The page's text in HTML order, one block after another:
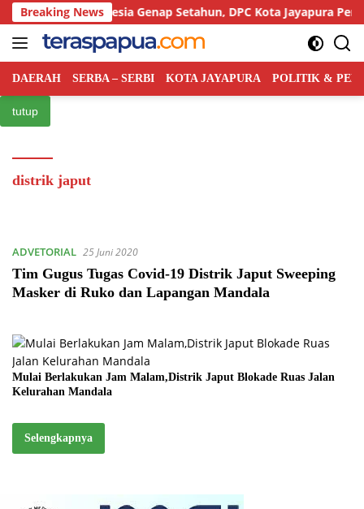
Langsung
ke
konten
Breaking News
Rakyat Indonesia Genap Setahun, DPC Kota Jayapura Perkuat
DAERAH SERBA – SERBI KOTA JAYAPURA POLITIK &
tutup
distrik japut
ADVETORIAL 25 Juni 2020
Tim Gugus Tugas Covid-19 Distrik Japut Sweeping
Masker di Ruko dan Lapangan Mandala
Mulai Berlakukan Jam Malam,Distrik Japut Blokade Ruas Jalan
Kelurahan Mandala
Selengkapnya